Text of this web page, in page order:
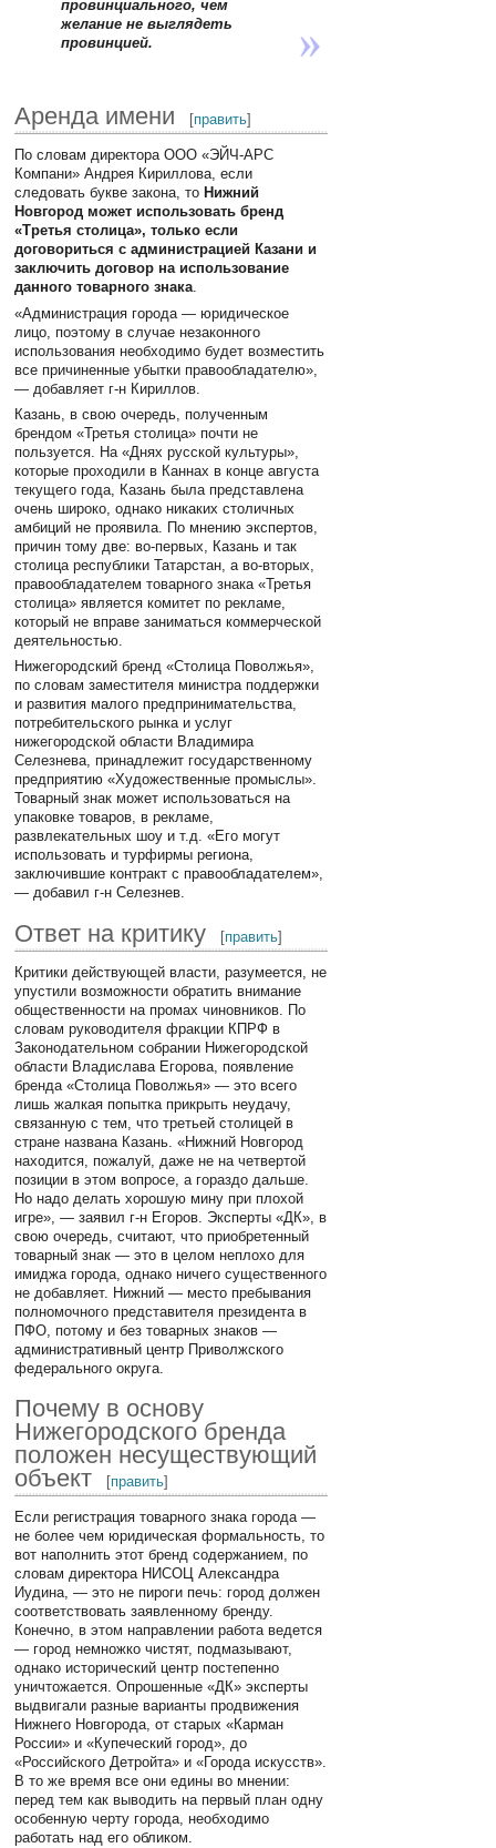
провинциального, чем
желание не выглядеть
провинцией.
Аренда имени [править]
По словам директора ООО «ЭЙЧ-АРС
Компани» Андрея Кириллова, если
следовать букве закона, то Нижний
Новгород может использовать бренд
«Третья столица», только если
договориться с администрацией Казани и
заключить договор на использование
данного товарного знака.
«Администрация города — юридическое
лицо, поэтому в случае незаконного
использования необходимо будет возместить
все причиненные убытки правообладателю»,
— добавляет г-н Кириллов.
Казань, в свою очередь, полученным
брендом «Третья столица» почти не
пользуется. На «Днях русской культуры»,
которые проходили в Каннах в конце августа
текущего года, Казань была представлена
очень широко, однако никаких столичных
амбиций не проявила. По мнению экспертов,
причин тому две: во-первых, Казань и так
столица республики Татарстан, а во-вторых,
правообладателем товарного знака «Третья
столица» является комитет по рекламе,
который не вправе заниматься коммерческой
деятельностью.
Нижегородский бренд «Столица Поволжья»,
по словам заместителя министра поддержки
и развития малого предпринимательства,
потребительского рынка и услуг
нижегородской области Владимира
Селезнева, принадлежит государственному
предприятию «Художественные промыслы».
Товарный знак может использоваться на
упаковке товаров, в рекламе,
развлекательных шоу и т.д. «Его могут
использовать и турфирмы региона,
заключившие контракт с правообладателем»,
— добавил г-н Селезнев.
Ответ на критику [править]
Критики действующей власти, разумеется, не
упустили возможности обратить внимание
общественности на промах чиновников. По
словам руководителя фракции КПРФ в
Законодательном собрании Нижегородской
области Владислава Егорова, появление
бренда «Столица Поволжья» — это всего
лишь жалкая попытка прикрыть неудачу,
связанную с тем, что третьей столицей в
стране названа Казань. «Нижний Новгород
находится, пожалуй, даже не на четвертой
позиции в этом вопросе, а гораздо дальше.
Но надо делать хорошую мину при плохой
игре», — заявил г-н Егоров. Эксперты «ДК», в
свою очередь, считают, что приобретенный
товарный знак — это в целом неплохо для
имиджа города, однако ничего существенного
не добавляет. Нижний — место пребывания
полномочного представителя президента в
ПФО, потому и без товарных знаков —
административный центр Приволжского
федерального округа.
Почему в основу
Нижегородского бренда
положен несуществующий
объект
[править]
Если регистрация товарного знака города —
не более чем юридическая формальность, то
вот наполнить этот бренд содержанием, по
словам директора НИСОЦ Александра
Иудина, — это не пироги печь: город должен
соответствовать заявленному бренду.
Конечно, в этом направлении работа ведется
— город немножко чистят, подмазывают,
однако исторический центр постепенно
уничтожается. Опрошенные «ДК» эксперты
выдвигали разные варианты продвижения
Нижнего Новгорода, от старых «Карман
России» и «Купеческий город», до
«Российского Детройта» и «Города искусств».
В то же время все они едины во мнении:
перед тем как выводить на первый план одну
особенную черту города, необходимо
работать над его обликом.